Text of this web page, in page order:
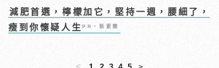
減肥首選，檸檬加它，堅持一週，腰細了，
瘦到你懷疑人生PR・新素簡